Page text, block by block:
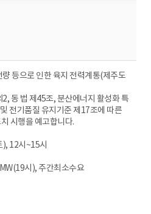
등으로 인한 육지 전력계통(제주도
동 법 제45조, 분산에너지 활성화 특
전기품질 유지기준 제17조에 따른
시행을 예고합니다.
), 12시~15시
시), 주간최소수요